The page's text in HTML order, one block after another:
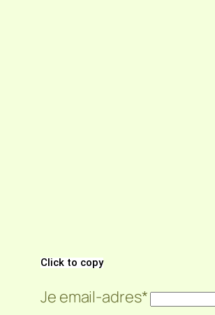
Click to copy
Je email-adres*